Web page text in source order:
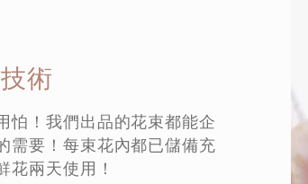
術
怕！我們出品的花束都能企
需要！每束花內都已儲備充
花兩天使用！